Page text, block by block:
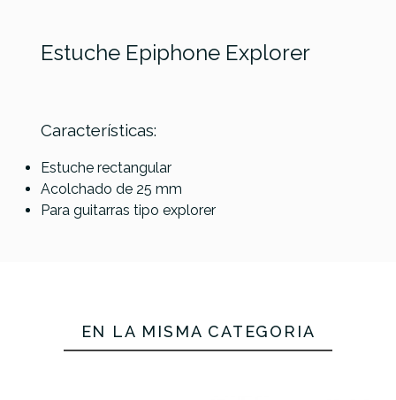
Estuche Epiphone Explorer
Características:
Estuche rectangular
Acolchado de 25 mm
Para guitarras tipo explorer
ReferenciaESTUELEEPI001
Epiphone
Les Paul
Epiphone
Firebird
Epiphone
EN LA MISMA CATEGORÍA